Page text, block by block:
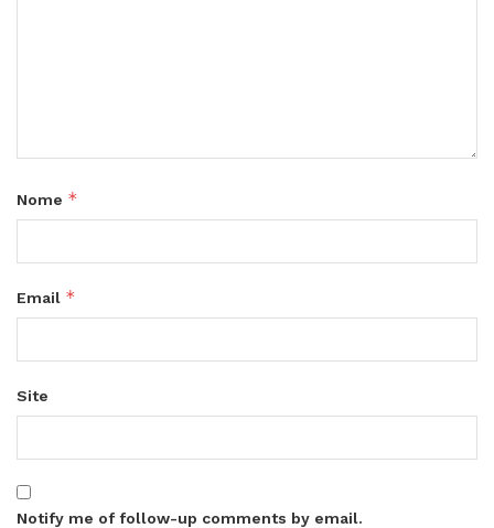
Nome *
Email *
Site
Notify me of follow-up comments by email.